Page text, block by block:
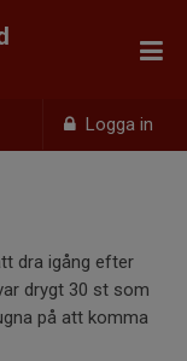
Logga in
dra igång efter
drygt 30 st som
på att komma